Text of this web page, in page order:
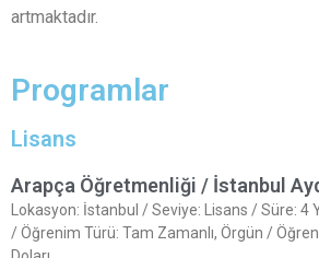
artmaktadır.
Programlar
Lisans
Arapça Öğretmenliği / İstanbul
Lokasyon: İstanbul / Seviye: Lisans / Süre: 4
/ Öğrenim Türü: Tam Zamanlı, Örgün /